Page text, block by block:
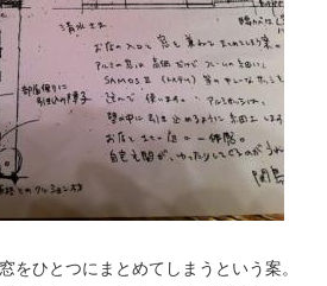
をひとつにまとめてしまうという案。